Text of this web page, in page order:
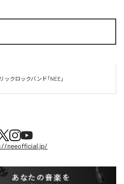
クロックバンド「NEE」
neeofficial.jp/